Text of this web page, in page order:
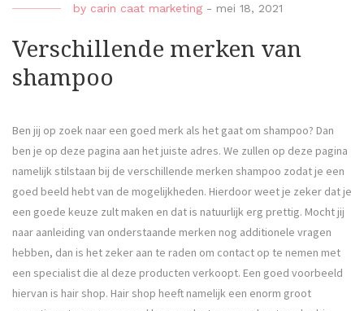
by carin caat marketing - mei 18, 2021
Verschillende merken van
shampoo
Ben jij op zoek naar een goed merk als het gaat om shampoo? Dan
ben je op deze pagina aan het juiste adres. We zullen op deze pagina
namelijk stilstaan bij de verschillende merken shampoo zodat je een
goed beeld hebt van de mogelijkheden. Hierdoor weet je zeker dat je
een goede keuze zult maken en dat is natuurlijk erg prettig. Mocht jij
naar aanleiding van onderstaande merken nog additionele vragen
hebben, dan is het zeker aan te raden om contact op te nemen met
een specialist die al deze producten verkoopt. Een goed voorbeeld
hiervan is hair shop. Hair shop heeft namelijk een enorm groot